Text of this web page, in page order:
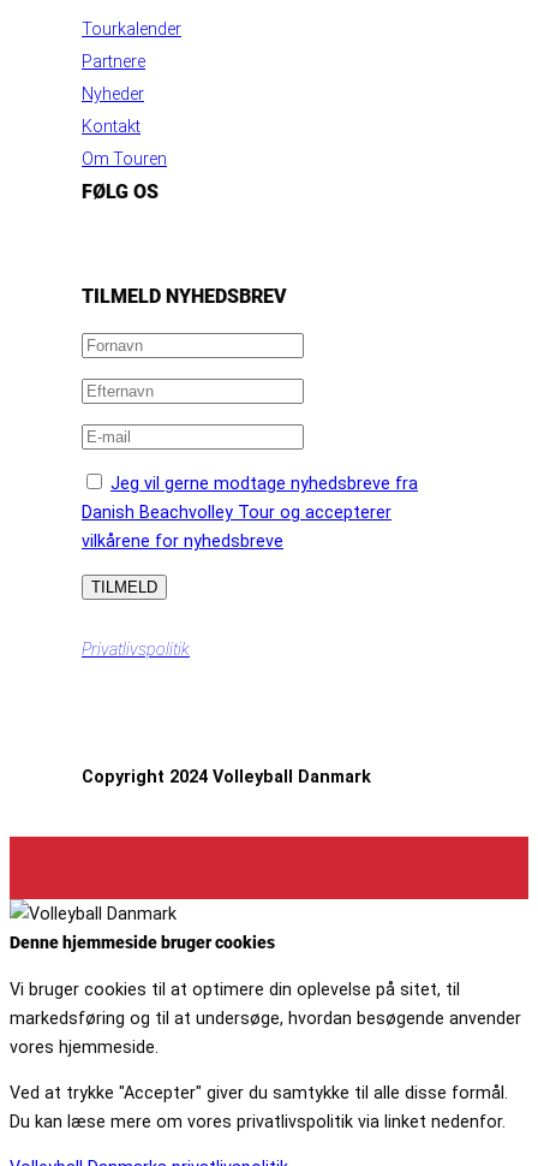
Tourkalender
Partnere
Nyheder
Kontakt
Om Touren
FØLG OS
TILMELD NYHEDSBREV
Jeg vil gerne modtage nyhedsbreve fra
Danish Beachvolley Tour og accepterer
vilkårene for nyhedsbreve
Privatlivspolitik
Copyright 2024 Volleyball Danmark
Denne hjemmeside bruger cookies
Vi bruger cookies til at optimere din oplevelse på sitet, til
markedsføring og til at undersøge, hvordan besøgende anvender
vores hjemmeside.
Ved at trykke "Accepter" giver du samtykke til alle disse formål.
Du kan læse mere om vores privatlivspolitik via linket nedenfor.